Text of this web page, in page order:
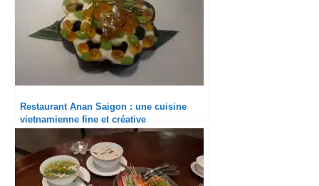
Restaurant Anan Saigon : une cuisine
vietnamienne fine et créative